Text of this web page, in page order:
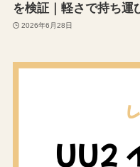
を検証｜軽さで持ち運
2026年6月28日